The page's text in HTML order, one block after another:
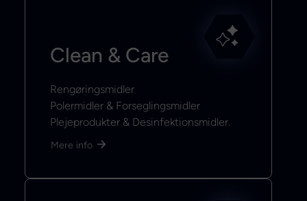
Clean & Care
Rengøringsmidler
Polermidler & Forseglingsmidler
Plejeprodukter & Desinfektionsmidler.
Mere info